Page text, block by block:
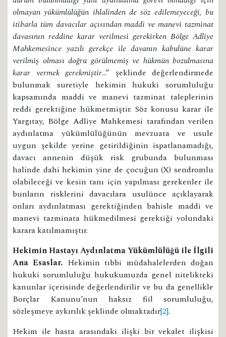
olmayan yükümlülüğün ihlalinden de söz edilemeyeceği, bu
itibarla tüm davacılar açısından maddi ve manevi tazminat
davasının reddine karar verilmesi gerekirken Bölge Adliye
Mahkemesince yazılı gerekçe ile davanın kabulüne karar
verilmiş olması doğru görülmemiş ve hükmün bozulmasına
karar vermek gerekmiştir...” şeklinde değerlendirmede
bulunmak suretiyle hekimin hukuki sorumluluğu
kapsamında maddi ve manevi tazminat taleplerinin
reddi gerektiğine hükmetmiştir. Söz konusu karar ile
Yargıtay, Bölge Adliye Mahkemesi tarafından verilen
aydınlatma yükümlülüğünün mevzuata ve usule
uygun şekilde yerine getirildiğinin ispatlanamadığı,
davacı annenin düşük risk grubunda bulunması
halinde dahi hekimin yine de çocuğun (X) sendromlu
olabileceği ve kesin tanı için yapılması gerekenler ile
bunların risklerini davacılara usulünce açıklayarak
onları aydınlatması gerektiğinden bahisle maddi ve
manevi tazminata hükmedilmesi gerektiği yolundaki
karara katılmamıştır.
Hekimin Hastayı Aydınlatma Yükümlülüğü ile İlgili
Ana Esaslar. Hekimin tıbbi müdahalelerden doğan
hukuki sorumluluğu hukukumuzda genel nitelikteki
kanunlar içerisinde değerlendirilir ve bu da genellikle
Borçlar Kanunu’nun haksız fiil sorumluluğu,
sözleşmeye aykırılık şeklinde olmaktadır[2].
Hekim ile hasta arasındaki ilişki bir vekalet ilişkisi